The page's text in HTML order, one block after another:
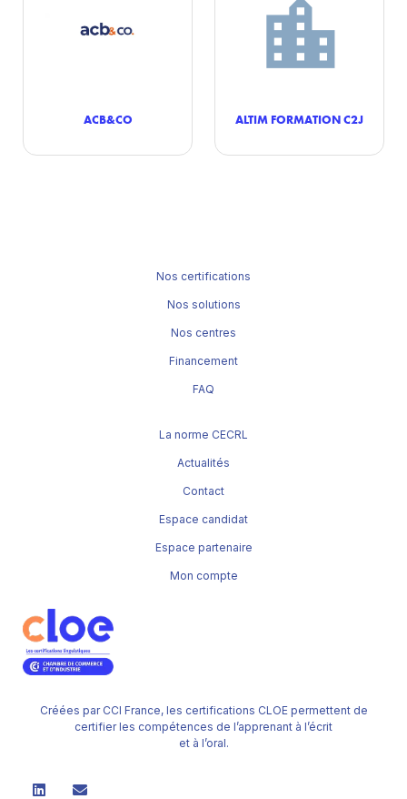
ACB&CO ALTIM FORMATION C2J
Créées par CCI France, les certifications CLOE permettent de
certifier les compétences de l’apprenant à l’écrit
et à l’oral.
Nos certifications
Nos solutions
Nos centres
Financement
FAQ
La norme CECRL
Actualités
Contact
Espace candidat
Espace partenaire
Mon compte